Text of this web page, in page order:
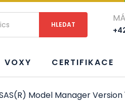
VOXY CERTIFIKACE
Model Manager Version